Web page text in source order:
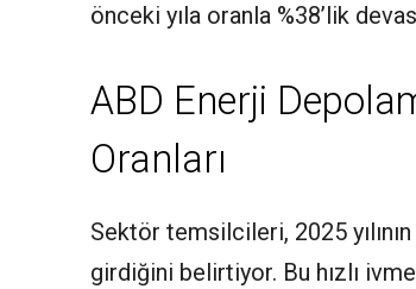
önceki yıla oranla %38’lik
ABD Enerji
Oranları
Sektör temsilcileri, 2025
girdiğini belirtiyor. Bu hızlı